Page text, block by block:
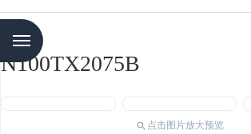
N100TX2075B
点击图片放大预览